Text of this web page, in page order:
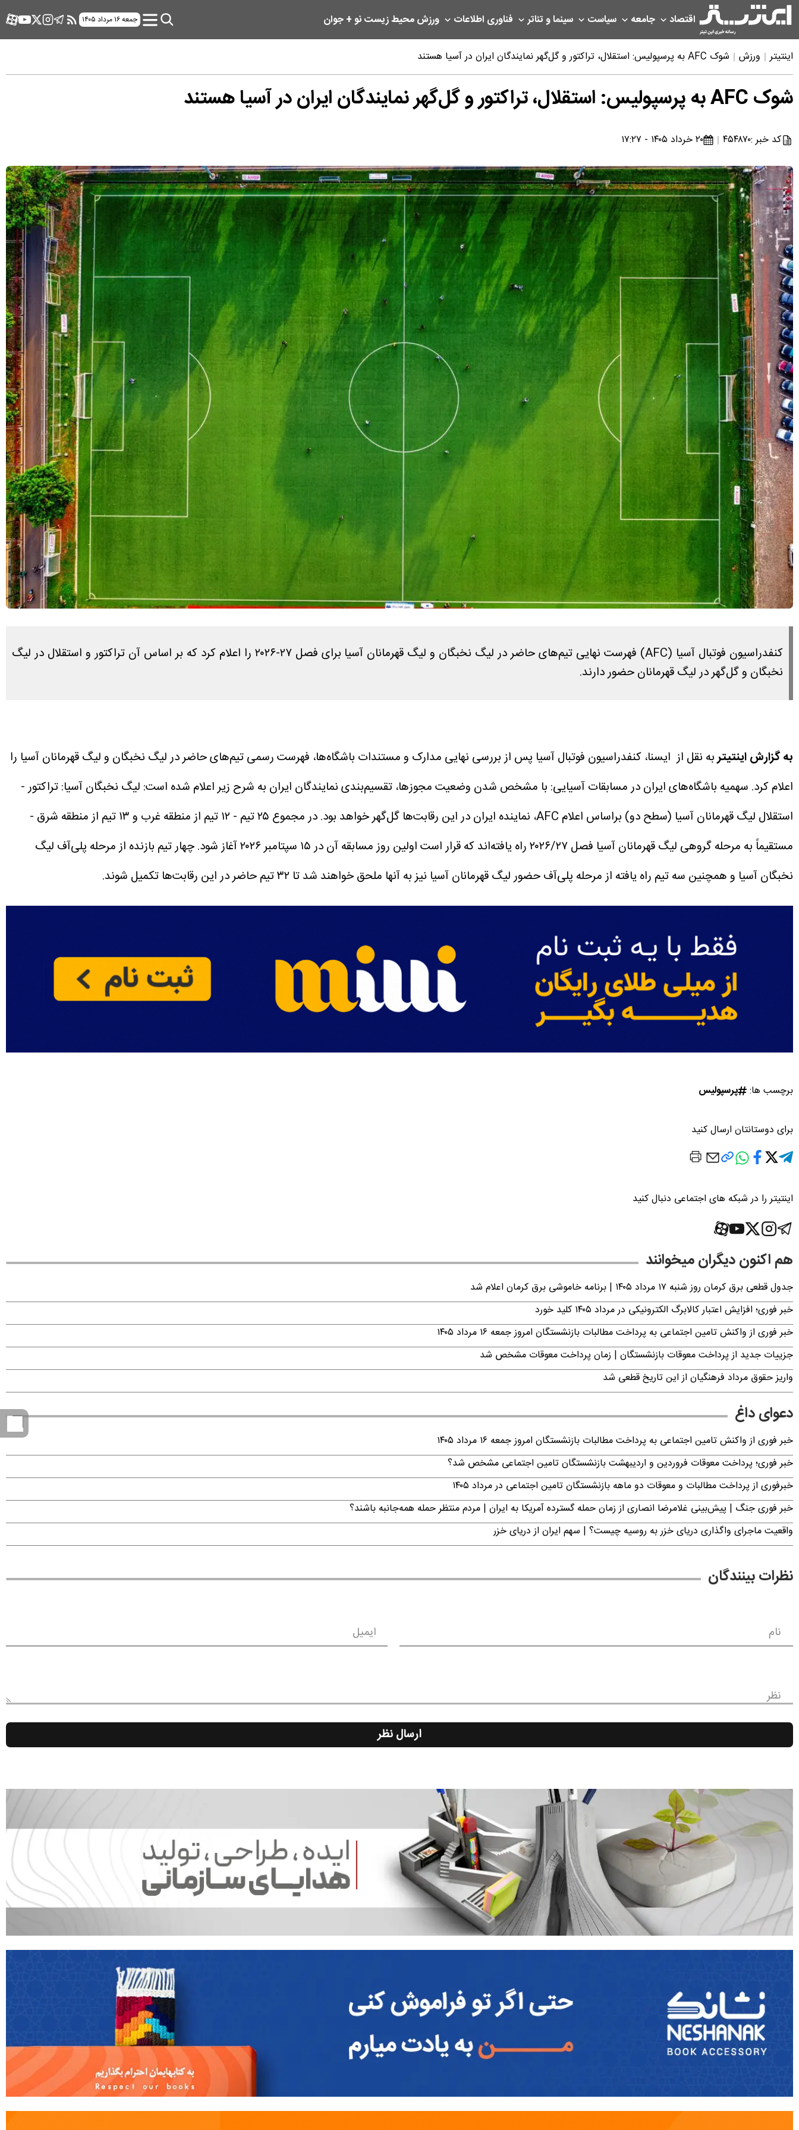
اقتصاد جامعه سیاست سینما و تئاتر فناوری اطلاعات ورزشمحیط زیستنو + جوان جمعه ۱۶ مرداد ۱۴۰۵
اینتیتر ورزش شوک AFC به پرسپولیس: استقلال، تراکتور و گل‌گهر نمایندگان ایران در آسیا هستند
شوک AFC به پرسپولیس: استقلال، تراکتور و گل‌گهر نمایندگان ایران در آسیا هستند
کد خبر :۴۵۴۸۷۰ ۲۰ خرداد ۱۴۰۵ - ۱۷:۲۷
کنفدراسیون فوتبال آسیا (AFC) فهرست نهایی تیم‌های حاضر در لیگ نخبگان و لیگ قهرمانان آسیا برای فصل ۲۷-۲۰۲۶ را اعلام کرد که بر اساس آن تراکتور و استقلال در لیگ
نخبگان و گل‌گهر در لیگ قهرمانان حضور دارند.
به گزارش اینتیتربه نقل از ایسنا، کنفدراسیون فوتبال آسیا پس از بررسی نهایی مدارک و مستندات باشگاه‌ها، فهرست رسمی تیم‌های حاضر در لیگ نخبگان و لیگ قهرمانان آسیا را
اعلام کرد. سهمیه باشگاه‌های ایران در مسابقات آسیایی: با مشخص شدن وضعیت مجوزها، تقسیم‌بندی نمایندگان ایران به شرح زیر اعلام شده است: لیگ نخبگان آسیا: تراکتور -
استقلال لیگ قهرمانان آسیا (سطح دو)
براساس اعلام AFC، نماینده ایران در این رقابت‌ها گل‌گهر خواهد بود. در مجموع ۲۵ تیم - ۱۲ تیم از منطقه غرب و ۱۳ تیم از منطقه شرق -
مستقیماً به مرحله گروهی لیگ قهرمانان آسیا فصل ۲۰۲۶/۲۷ راه یافته‌اند که قرار است اولین روز مسابقه آن در ۱۵ سپتامبر ۲۰۲۶ آغاز شود.
چهار تیم بازنده از مرحله پلی‌آف لیگ
نخبگان آسیا و همچنین سه تیم راه یافته از مرحله پلی‌آف حضور لیگ قهرمانان آسیا نیز به آنها ملحق خواهند شد تا ۳۲ تیم حاضر در این رقابت‌ها تکمیل شوند.
برچسب ها: پرسپولیس
برای دوستانتان ارسال کنید
اینتیتر را در شبکه های اجتماعی دنبال کنید
هم اکنون دیگران میخوانند
جدول قطعی برق کرمان روز شنبه ۱۷ مرداد ۱۴۰۵ | برنامه خاموشی برق کرمان اعلام شد
خبر فوری؛ افزایش اعتبار کالابرگ الکترونیکی در مرداد ۱۴۰۵ کلید خورد
خبر فوری از واکنش تامین اجتماعی به پرداخت مطالبات بازنشستگان امروز جمعه ۱۶ مرداد ۱۴۰۵
جزییات جدید از پرداخت معوقات بازنشستگان | زمان پرداخت معوقات مشخص شد
واریز حقوق مرداد فرهنگیان از این تاریخ قطعی شد
دعوای داغ
خبر فوری از واکنش تامین اجتماعی به پرداخت مطالبات بازنشستگان امروز جمعه ۱۶ مرداد ۱۴۰۵
خبر فوری؛ پرداخت معوقات فروردین و اردیبهشت بازنشستگان تامین اجتماعی مشخص شد؟
خبرفوری از پرداخت مطالبات و معوقات دو ماهه بازنشستگان تامین اجتماعی در مرداد ۱۴۰۵
خبر فوری جنگ | پیش‌بینی غلامرضا انصاری از زمان حمله گسترده آمریکا به ایران | مردم منتظر حمله همه‌جانبه باشند؟
واقعیت ماجرای واگذاری دریای خزر به روسیه چیست؟ | سهم ایران از دریای خزر
نظرات بینندگان
نام ایمیل
نظر
ارسال نظر